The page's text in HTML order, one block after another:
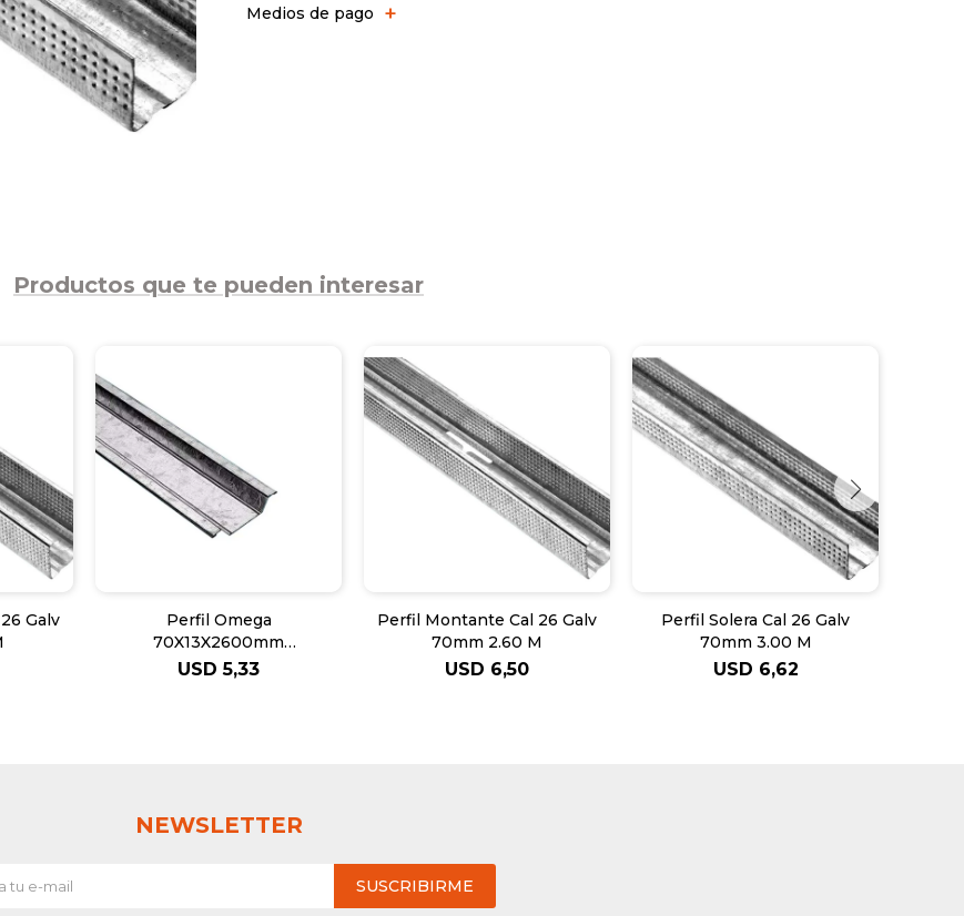
Medios de pago
Productos que te pueden interesar
Galv
Perfil Omega
70X13X2600mm
(Cal24=0.50)
USD 5,33
Perfil Montante Cal 26 Galv
70mm 2.60 M
USD 6,50
Perfil Solera Cal 26 Galv
70mm 3.00 M
USD 6,62
NEWSLETTER
SUSCRIBIRME